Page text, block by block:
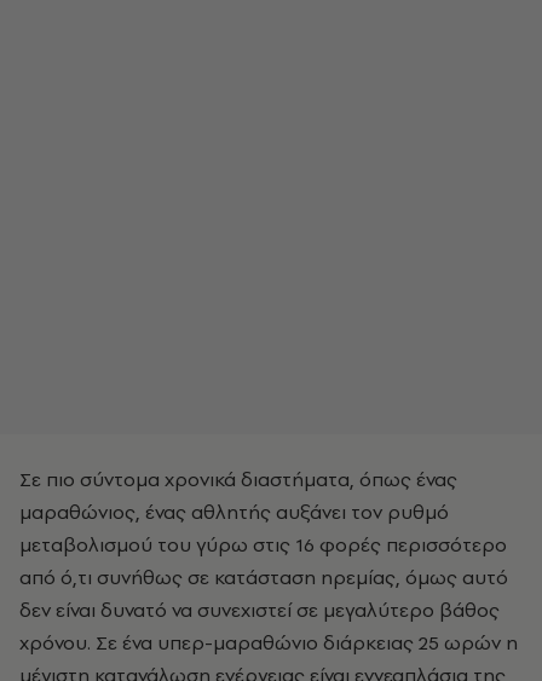
Σε πιο σύντομα χρονικά διαστήματα, όπως ένας
μαραθώνιος, ένας αθλητής αυξάνει τον ρυθμό
μεταβολισμού του γύρω στις 16 φορές περισσότερο
από ό,τι συνήθως σε κατάσταση ηρεμίας, όμως αυτό
δεν είναι δυνατό να συνεχιστεί σε μεγαλύτερο βάθος
χρόνου. Σε ένα υπερ-μαραθώνιο διάρκειας 25 ωρών η
μέγιστη κατανάλωση ενέργειας είναι εννεαπλάσια της